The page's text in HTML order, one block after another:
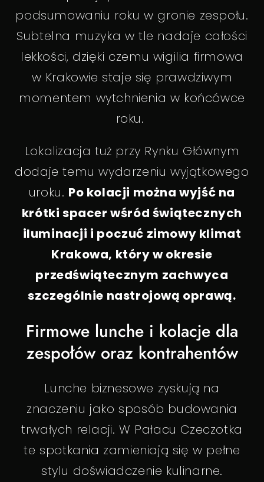
podsumowaniu roku w gronie zespołu.
Subtelna muzyka w tle nadaje całości
lekkości, dzięki czemu wigilia firmowa
w Krakowie staje się prawdziwym
momentem wytchnienia w końcówce
roku.
Lokalizacja tuż przy Rynku Głównym
dodaje temu wydarzeniu wyjątkowego
uroku. Po kolacji można wyjść na
krótki spacer wśród świątecznych
iluminacji i poczuć zimowy klimat
Krakowa, który w okresie
przedświątecznym zachwyca
szczególnie nastrojową oprawą.
Firmowe lunche i kolacje dla
zespołów oraz kontrahentów
Lunche biznesowe zyskują na
znaczeniu jako sposób budowania
trwałych relacji. W Pałacu Czeczotka
te spotkania zamieniają się w pełne
stylu doświadczenie kulinarne.